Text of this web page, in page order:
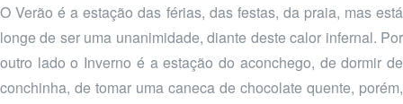
O Verão é a estação das férias, das festas, da praia, mas está
longe de ser uma unanimidade, diante deste calor infernal. Por
outro lado o Inverno é a estação do aconchego, de dormir de
conchinha, de tomar uma caneca de chocolate quente, porém,